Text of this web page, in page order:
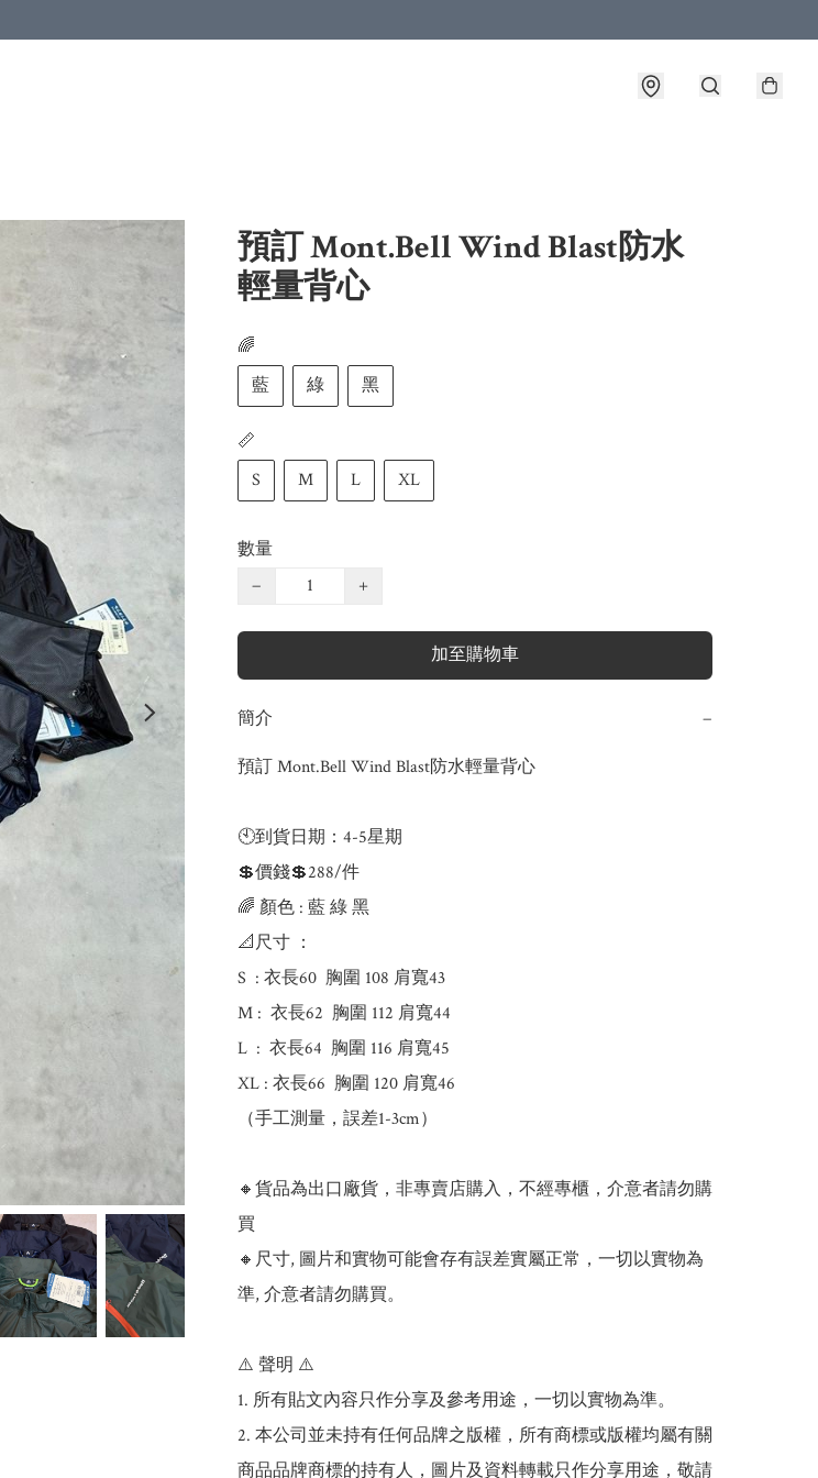
預訂 Mont.Bell Wind Blast防水
輕量背心
🌈
藍
綠 黑
📏
S
M L XL
數量
−
+
加至購物車
簡介 −
預訂 Mont.Bell Wind Blast防水輕量背心
🕙到貨日期：4-5星期
💲價錢💲288/件
🌈 顏色 : 藍 綠 黑
📐尺寸 ：
S  : 衣長60  胸圍 108 肩寬43
M :  衣長62  胸圍 112 肩寬44
L  :  衣長64  胸圍 116 肩寬45
XL : 衣長66  胸圍 120 肩寬46
（手工測量，誤差1-3cm）
🔸貨品為出口廠貨，非專賣店購入，不經專櫃，介意者請勿購
買
🔸尺寸, 圖片和實物可能會存有誤差實屬正常，一切以實物為
準, 介意者請勿購買。
⚠️ 聲明 ⚠️
1. 所有貼文內容只作分享及參考用途，一切以實物為準。
2. 本公司並未持有任何品牌之版權，所有商標或版權均屬有關
商品品牌商標的持有人，圖片及資料轉載只作分享用途，敬請